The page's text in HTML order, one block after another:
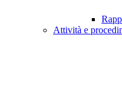
Attività e